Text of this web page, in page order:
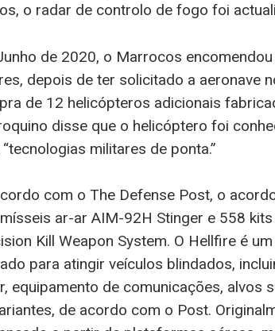
o radar de controlo de fogo foi
de 2020, o Marrocos
depois de ter solicitado a aeronave
de 12 helicópteros adicionais
disse que o helicóptero foi
militares de ponta.”
com o The Defense Post, o
ar-ar AIM-92H Stinger e 558
Kill Weapon System. O Hellfire é
para atingir veículos blindados,
equipamento de comunicações, alvos
de acordo com o Post.